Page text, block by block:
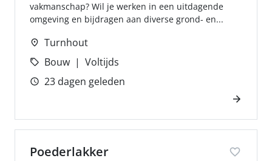
vakmanschap? Wil je werken in een uitdagende
omgeving en bijdragen aan diverse grond- en...
Turnhout
Bouw
Voltijds
23 dagen geleden
Poederlakker